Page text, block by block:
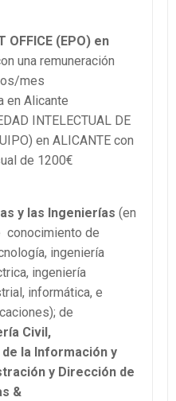
OFFICE (EPO) en
una remuneración
mes
en Alicante
INTELECTUAL DE
en ALICANTE con
de 1200€
y las Ingenierías (en
conocimiento de
ingeniería
ingeniería
informática, e
de
Civil,
la Información y
y Dirección de
&